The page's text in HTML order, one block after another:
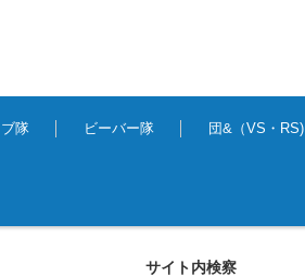
隊 ビーバー隊 団&（VS・RS)
サイト内検察